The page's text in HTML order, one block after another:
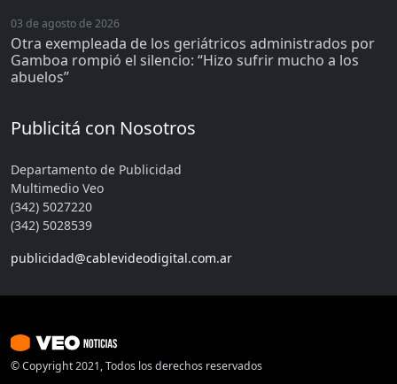
03 de agosto de 2026
Otra exempleada de los geriátricos administrados por
Gamboa rompió el silencio: “Hizo sufrir mucho a los
abuelos”
Publicitá con Nosotros
Departamento de Publicidad
Multimedio Veo
(342) 5027220
(342) 5028539
publicidad@cablevideodigital.com.ar
© Copyright 2021, Todos los derechos reservados